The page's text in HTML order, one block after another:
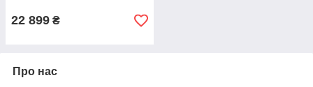
22 899 ₴
Про нас